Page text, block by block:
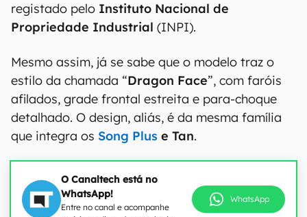
registado pelo Instituto Nacional de
Propriedade Industrial (INPI).
Mesmo assim, já se sabe que o modelo traz o
estilo da chamada “Dragon Face”, com faróis
afilados, grade frontal estreita e para-choque
detalhado. O design, aliás, é da mesma família
que integra os Song Plus e Tan.
O Canaltech está no
WhatsApp!
Entre no canal e acompanhe
WhatsApp